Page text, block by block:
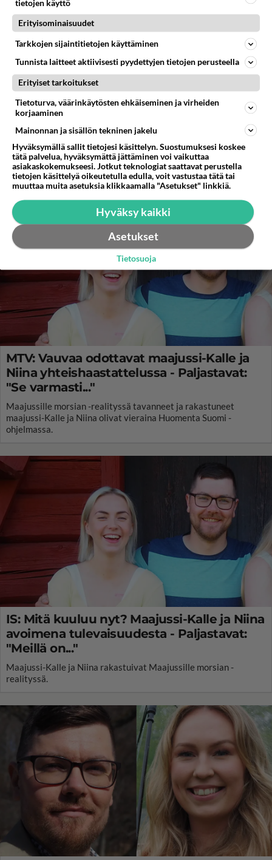
MTV: Vauvaa odottavat maajussi-Kalle ja
Niina yhteishaastattelussa - Paljastavat:
"Se varmasti..."
Maajussille morsian -realityssä tavanneet ja rakastuneet
maajussi-Kalle ja Niina olivat vieraina Huomenta Suomi -
ohjelmassa.
IS: Mitä kuuluu nyt? Maajussi-Kalle ja Niina
avoimena tulevaisuudesta - Paljastavat:
"Meillä on..."
Maajussi-Kalle ja Niina rakastuivat Maajussille morsian -
realityssä.
tietojen käyttö
Erityisominaisuudet
Tarkkojen sijaintitietojen käyttäminen
Tunnista laitteet aktiivisesti pyydettyjen tietojen perusteella
Erityiset tarkoitukset
Tietoturva, väärinkäytösten ehkäiseminen ja virheiden
korjaaminen
Mainonnan ja sisällön tekninen jakelu
Hyväksymällä sallit tietojesi käsittelyn. Suostumuksesi koskee
tätä palvelua, hyväksymättä jättäminen voi vaikuttaa
asiakaskokemukseesi. Jotkut teknologiat saattavat perustella
tietojen käsittelyä oikeutetulla edulla, voit vastustaa tätä tai
muuttaa muita asetuksia klikkaamalla "Asetukset" linkkiä.
Hyväksy kaikki
Asetukset
Tietosuoja